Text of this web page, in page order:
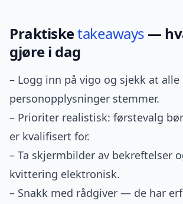
Praktisketakeaways —
gjøre i dag
– Logg inn på vigo og sjekk at alle
personopplysninger stemmer.
– Prioriter realistisk: førstevalg
er kvalifisert for.
– Ta skjermbilder av bekreftelser
kvittering elektronisk.
– Snakk med rådgiver — de har